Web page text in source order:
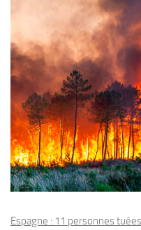
Espagne : 11 personnes